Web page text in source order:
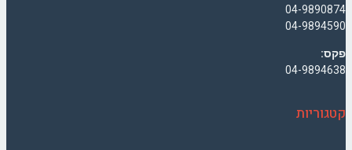
04-9890874
04-9894590
פקס:
04-9894638
קטגוריות